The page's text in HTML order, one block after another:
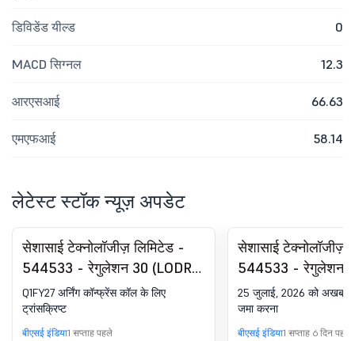
डिविडेंड यील्ड 0
MACD सिग्नल 12.3
आरएसआई 66.63
एमएफआई 58.14
लेटेस्ट स्टॉक न्यूज़ अपडेट
सेशासाई टेक्नोलॉजीज़ लिमिटेड -
544533 - रेगुलेशन 30 (LODR)
के तहत घोषणा - अर्निंग्स कॉल
ट्रांसक्रिप्ट
Q1FY27 अर्निंग कॉन्फ्रेंस कॉल के लिए
ट्रांसक्रिप्ट
बीएसई इंडिया1 सप्ताह पहले
सेशासाई टेक्नोलॉजीज़
544533 - रेगुलेशन
के तहत घोषणा -
पब्लिकेशन
25 जुलाई, 2026 को अखबार
जमा करना
बीएसई इंडिया1 सप्ताह 6 दिन पहले